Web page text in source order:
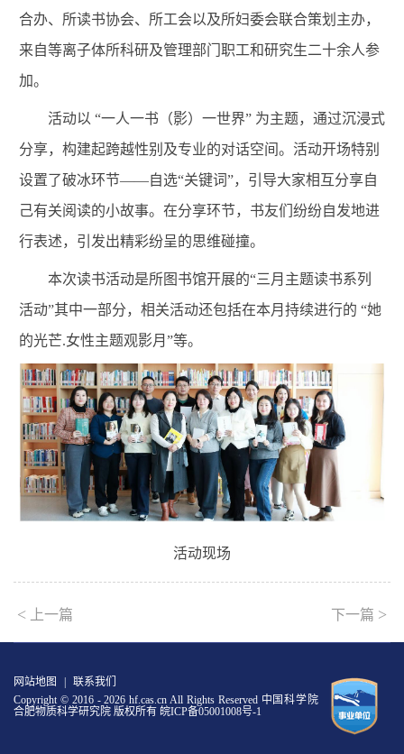
合办、所读书协会、所工会以及所妇委会联合策划主办，
来自等离子体所科研及管理部门职工和研究生二十余人参
加。
活动以 “一人一书（影）一世界” 为主题，通过沉浸式
分享，构建起跨越性别及专业的对话空间。 活动开场特别
设置了破冰环节——自选“关键词”，引导大家相互分享自
己有关阅读的小故事。在分享环节，书友们纷纷自发地进
行表述，引发出精彩纷呈的思维碰撞。
本次读书活动是所图书馆开展的“三月主题读书系列
活动”其中一部分，相关活动还包括在本月持续进行的 “她
的光芒.女性主题观影月”等。
活动现场
< 上一篇 下一篇 >
网站地图
联系我们
Copyright © 2016 -2026 hf.cas.cn All Rights Reserved 中国科学院
合肥物质科学研究院 版权所有 皖ICP备05001008号-1